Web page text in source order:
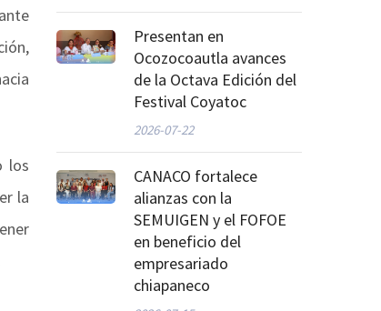
los
la
Presentan en
Ocozocoautla avances
de la Octava Edición del
Festival Coyatoc
2026-07-22
CANACO fortalece
alianzas con la
SEMUIGEN y el FOFOE
en beneficio del
empresariado
chiapaneco